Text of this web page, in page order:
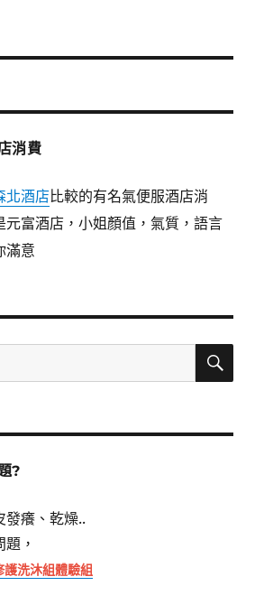
消費
北酒店比較的有名氣便服酒店消
元富酒店，小姐顏值，氣質，語言
滿意
搜
?
發癢、乾燥..
，
洗沐組體驗組